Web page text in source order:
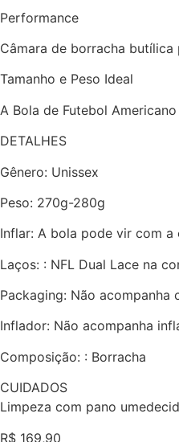
Performance
Câmara de borracha
Tamanho e Peso Ideal
A Bola de Futebol
DETALHES
Gênero: Unissex
Peso: 270g-280g
Inflar: A bola pode vir com
Laços: : NFL Dual Lace na
Packaging: Não acompanha
Inflador: Não acompanha
Composição: : Borracha
CUIDADOS
Limpeza com pano
R$ 169,90